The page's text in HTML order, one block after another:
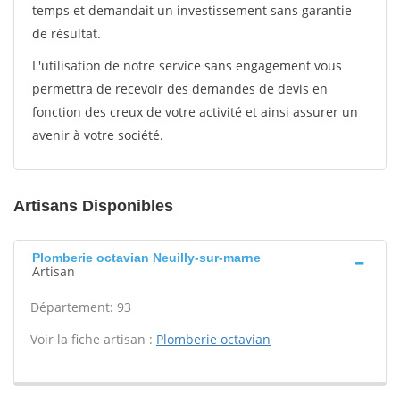
temps et demandait un investissement sans garantie
de résultat.
L'utilisation de notre service sans engagement vous
permettra de recevoir des demandes de devis en
fonction des creux de votre activité et ainsi assurer un
avenir à votre société.
Artisans Disponibles
Plomberie octavian Neuilly-sur-marne
Artisan
Département: 93
Voir la fiche artisan : Plomberie octavian